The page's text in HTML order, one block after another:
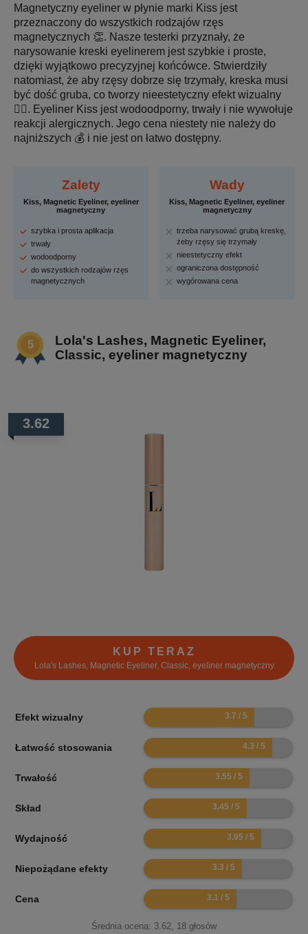
Magnetyczny eyeliner w płynie marki Kiss jest
przeznaczony do wszystkich rodzajów rzęs
magnetycznych 👏. Nasze testerki przyznały, że
narysowanie kreski eyelinerem jest szybkie i proste,
dzięki wyjątkowo precyzyjnej końcówce. Stwierdziły
natomiast, że aby rzęsy dobrze się trzymały, kreska musi
być dość gruba, co tworzy nieestetyczny efekt wizualny
🤷‍♀️. Eyeliner Kiss jest wodoodporny, trwały i nie wywołuje
reakcji alergicznych. Jego cena niestety nie należy do
najniższych 💰 i nie jest on łatwo dostępny.
Zalety
Kiss, Magnetic Eyeliner, eyeliner
magnetyczny
szybka i prosta aplikacja
trwały
wodoodporny
do wszystkich rodzajów rzęs
magnetycznych
Wady
Kiss, Magnetic Eyeliner, eyeliner
magnetyczny
trzeba narysować grubą kreskę,
żeby rzęsy się trzymały
nieestetyczny efekt
ograniczona dostępność
wygórowana cena
Lola's Lashes, Magnetic Eyeliner,
Classic, eyeliner magnetyczny
3.62
KUP TERAZ
Lola's Lashes, Magnetic Eyeliner, Classic, eyeliner magnetyczny
Efekt wizualny 7.4
Łatwość stosowania 8.6
Trwałość 7.1
Skład 6.9
Wydajność 7.9
Niepożądane efekty 6.6
Cena 6.2
Średnia ocena: 3.62, 18 głosów